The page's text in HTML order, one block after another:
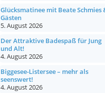
Glücksmatinee mit Beate Schmies
Gästen
5. August 2026
Der Attraktive Badespaß für Jung
und Alt!
4. August 2026
Biggesee-Listersee – mehr als
seenswert!
4. August 2026